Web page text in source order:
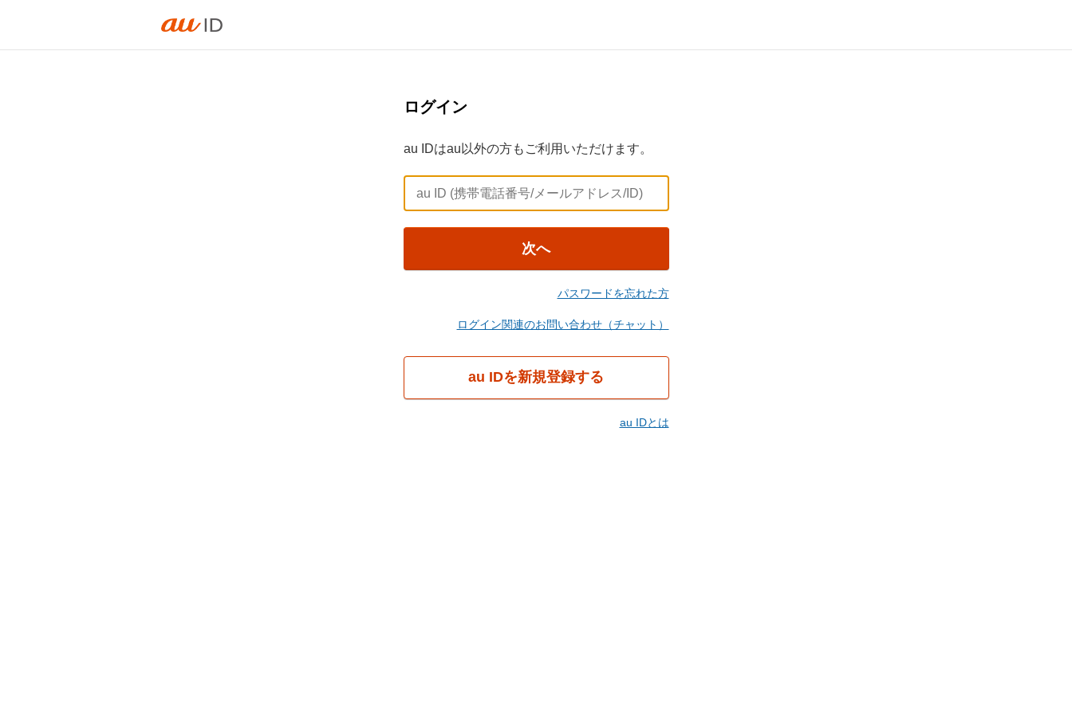
ログイン
au IDはau以外の方もご利用いただけます。
次へ
パスワードを忘れた方
ログイン関連のお問い合わせ（チャット）
au IDを新規登録する
au IDとは